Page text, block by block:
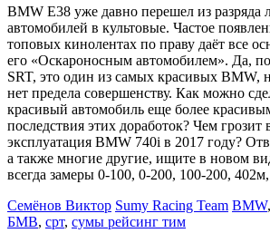
BMW E38 уже давно перешел из разряда
автомобилей в культовые. Частое
топовых кинолентах по праву даёт все
его «Оскароносным автомобилем». Да,
SRT, это один из самых красивых BMW,
нет предела совершенству. Как можно
красивый автомобиль еще более
последствия этих доработок? Чем грозит
эксплуатация BMW 740i в 2017 году?
а также многие другие, ищите в новом
всегда замеры 0-100, 0-200, 100-200,
Семёнов Виктор Sumy Racing Team BMW,
БМВ, срт, сумы рейсинг тим